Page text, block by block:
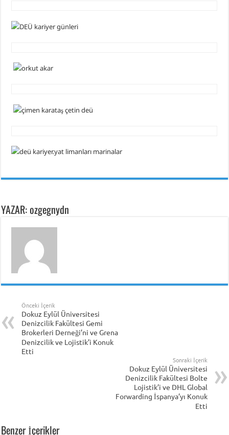
YAZAR: ozgegnydn
Önceki İçerik
Dokuz Eylül Üniversitesi
Denizcilik Fakültesi Gemi
Brokerleri Derneği’ni ve Grena
Denizcilik ve Lojistik’i Konuk
Etti
Sonraki İçerik
Dokuz Eylül Üniversitesi
Denizcilik Fakültesi Bolte
Lojistik’i ve DHL Global
Forwarding İspanya’yı Konuk
Etti
Benzer İçerikler